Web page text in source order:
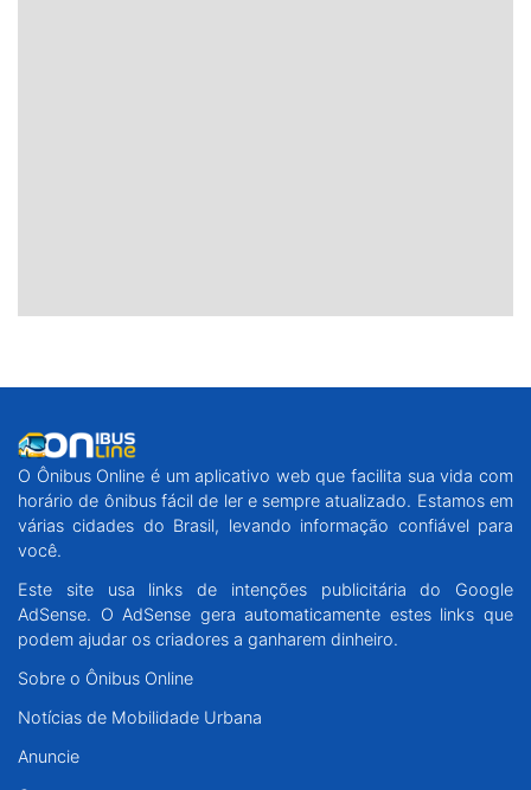
O Ônibus Online é um aplicativo web que facilita sua vida com
horário de ônibus fácil de ler e sempre atualizado. Estamos em
várias cidades do Brasil, levando informação confiável para
você.
Este site usa links de intenções publicitária do Google
AdSense. O AdSense gera automaticamente estes links que
podem ajudar os criadores a ganharem dinheiro.
Sobre o Ônibus Online
Notícias de Mobilidade Urbana
Anuncie